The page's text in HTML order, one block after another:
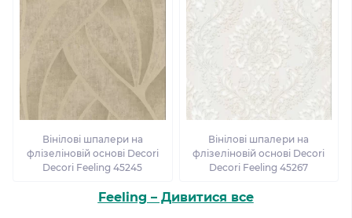
Вінілові шпалери на
флізеліновій основі Decori
Decori Feeling 45245
Вінілові шпалери на
флізеліновій основі Decori
Decori Feeling 45267
Feeling – Дивитися все